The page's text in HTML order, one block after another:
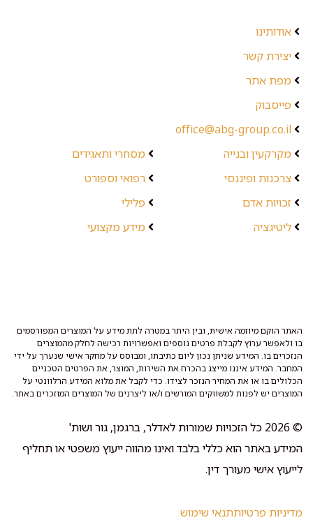
אודותינו
יצירת קשר
מפת אתר
פייסבוק
office@abg-group.co.il
מקרקעין ובנייה
צרכנות ופיננסי
זכויות אדם
ליטיגציה
מסחרי ותאגידים
רפואי וספורט
פלילי
מידע מקצועי
האתר הוקם מיוזמה אישית, ובין היתר במטרה לתת מידע על המוצרים המפורסמים
בו ולאפשר ערוץ לקבלת פרטים נוספים ואפשרויות רכישה לחלק מהמוצרים
הנזכרים בו. המידע שניתן נכון ליום כתיבתו, ומבוסס על מחקר אישי שנערך על ידי
המחבר. המידע איננו מייצג בהכרח את השירות, המוצר, את הפרטים הטכניים
הכלולים בו או את המחיר הנזכר לצידו. כדי לקבל את מלוא המידע הרלוונטי על
המוצרים יש לפנות למשווקים המורשים ו/או ליצרנים של המוצרים המוזכרים באתר.
© 2026 כל הזכויות שמורות לאדלר, ברגמן, גור ושות'
המידע באתר הוא כללי בלבד ואינו מהווה ייעוץ משפטי או תחליף
לייעוץ אישי מעורך דין.
מדיניות פרטיותתנאי שימוש